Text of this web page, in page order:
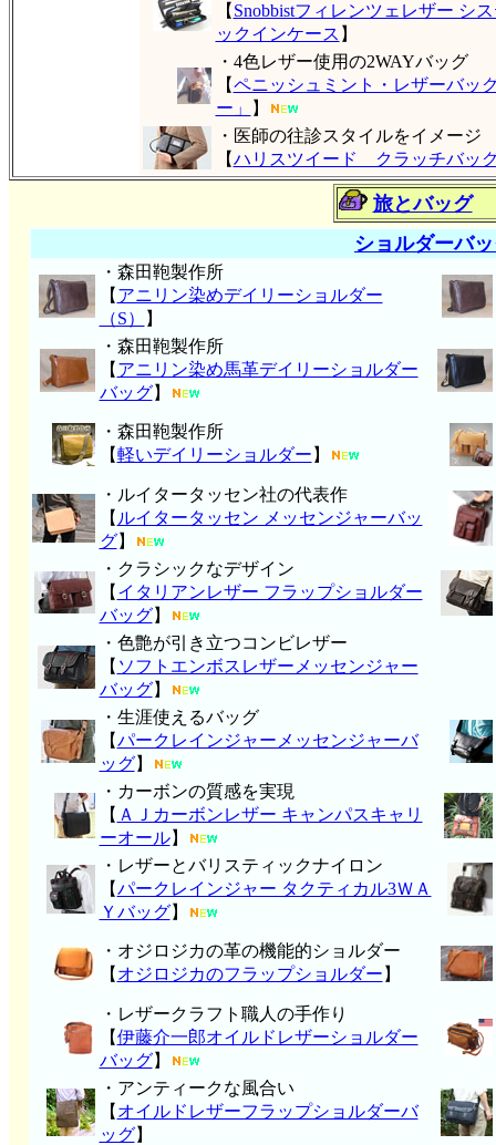
【 Snobbistフィレンツェレザー シ
ックインケース 】
・4色レザー使用の2WAYバッグ
【ペニッシュミント・レザーバッ
ー」
】
・医師の往診スタイルをイメージ
【ハリスツイード クラッチバッ
旅とバッグ
ショルダーバ
・森田鞄製作所
【 アニリン染めデイリーショルダー
（S）
】
・森田鞄製作所
【 アニリン染め馬革デイリーショルダー
バッグ】
・森田鞄製作所
【軽いデイリーショルダー 】
・ルイタータッセン社の代表作
【 ルイタータッセン メッセンジャーバッ
グ】
・クラシックなデザイン
【 イタリアンレザー フラップショルダー
バッグ】
・色艶が引き立つコンビレザー
【 ソフトエンボスレザーメッセンジャー
バッグ】
・生涯使えるバッグ
【パークレインジャーメッセンジャーバ
ッグ】
・カーボンの質感を実現
【 ＡＪカーボンレザー キャンパスキャリ
ーオール】
・レザーとバリスティックナイロン
【パークレインジャー タクティカル3ＷＡ
Ｙバッグ】
・オジロジカの革の機能的ショルダー
【 オジロジカのフラップショルダー 】
・レザークラフト職人の手作り
【伊藤介一郎オイルドレザーショルダー
バッグ】
・アンティークな風合い
【 オイルドレザーフラップショルダーバ
ッグ】